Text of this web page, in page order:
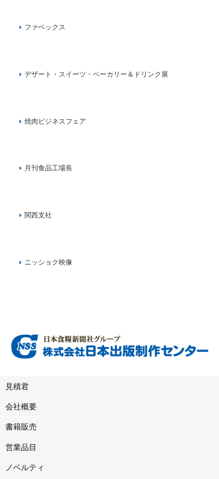
ファベックス
デザート・スイーツ・ベーカリー＆ドリンク展
焼肉ビジネスフェア
月刊食品工場長
関西支社
ニッショク映像
見積君
会社概要
書籍販売
営業品目
ノベルティ